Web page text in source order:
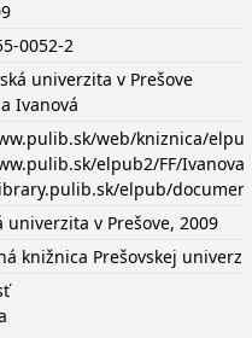
0052-2
univerzita v Prešove
Ivanová
web/kniznica/
elpub2/FF/
elpub/
univerzita v Prešove, 2009
knižnica Prešovskej